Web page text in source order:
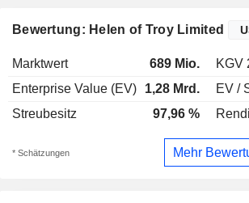
Bewertung: Helen of Troy Limited
Marktwert 689 Mio. KGV
Enterprise Value (EV)
1,28 Mrd. EV /
Streubesitz
97,96 %
* Schätzungen Mehr